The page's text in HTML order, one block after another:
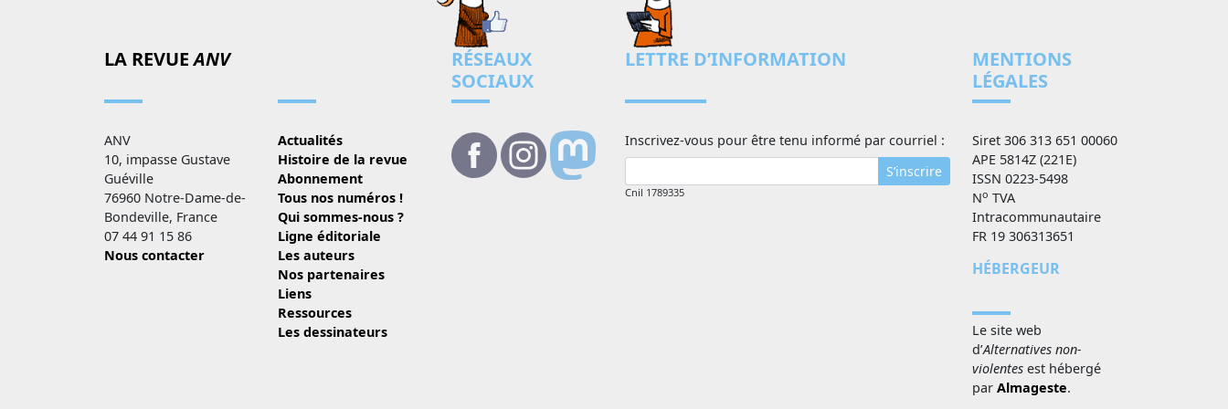
LA REVUEANV
ANV
10, impasse Gustave
Guéville
76960 Notre-Dame-de-
Bondeville, France
07 44 91 15 86
Nous contacter
Actualités
Histoire de la revue
Abonnement
Tous nos numéros !
Qui sommes-nous ?
Ligne éditoriale
Les auteurs
Nos partenaires
Liens
Ressources
Les dessinateurs
RÉSEAUX
SOCIAUX
LETTRE D’INFORMATION
Inscrivez-vous pour être tenu informé par courriel :
S’inscrire
Cnil 1789335
MENTIONS
LÉGALES
Siret 306 313 651 00060
APE 5814Z (221E)
ISSN 0223-5498
No TVA
Intracommunautaire
FR 19 306313651
HÉBERGEUR
Le site web
d’Alternatives non-
violentes est hébergé
par Almageste.